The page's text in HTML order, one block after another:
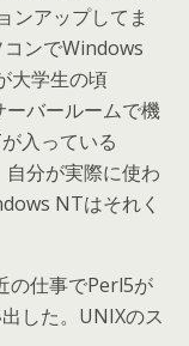
ンアップしてま
コンでWindows
大学生の頃
ーバールームで機
入っている
分が実際に使わ
NTはそれく
の仕事でPerl5が
した。UNIXのス